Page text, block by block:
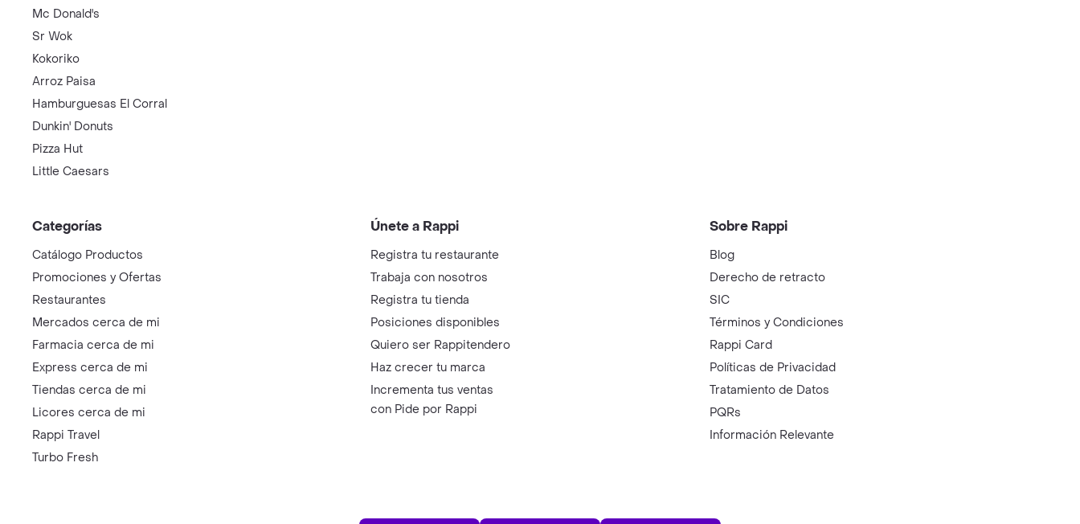
Mc Donald's
Sr Wok
Kokoriko
Arroz Paisa
Hamburguesas El Corral
Dunkin' Donuts
Pizza Hut
Little Caesars
Categorías
Catálogo Productos
Promociones y Ofertas
Restaurantes
Mercados cerca de mi
Farmacia cerca de mi
Express cerca de mi
Tiendas cerca de mi
Licores cerca de mi
Rappi Travel
Turbo Fresh
Únete a Rappi
Registra tu restaurante
Trabaja con nosotros
Registra tu tienda
Posiciones disponibles
Quiero ser Rappitendero
Haz crecer tu marca
Incrementa tus ventas
con Pide por Rappi
Sobre Rappi
Blog
Derecho de retracto
SIC
Términos y Condiciones
Rappi Card
Políticas de Privacidad
Tratamiento de Datos
PQRs
Información Relevante